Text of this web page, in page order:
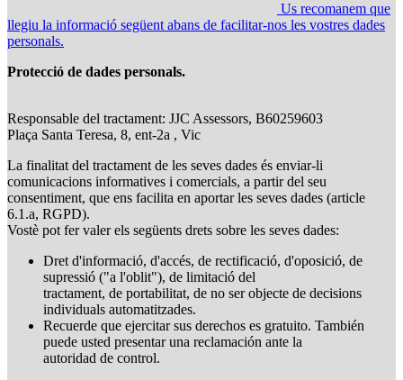
Us recomanem que
llegiu la informació següent abans de facilitar-nos les vostres dades
personals.
Protecció de dades personals.
Responsable del tractament: JJC Assessors, B60259603
Plaça Santa Teresa, 8, ent-2a , Vic
La finalitat del tractament de les seves dades és enviar-li
comunicacions informatives i comercials, a partir del seu
consentiment, que ens facilita en aportar les seves dades (article
6.1.a, RGPD).
Vostè pot fer valer els següents drets sobre les seves dades:
Dret d'informació, d'accés, de rectificació, d'oposició, de
supressió ("a l'oblit"), de limitació del
tractament, de portabilitat, de no ser objecte de decisions
individuals automatitzades.
Recuerde que ejercitar sus derechos es gratuito. También
puede usted presentar una reclamación ante la
autoridad de control.